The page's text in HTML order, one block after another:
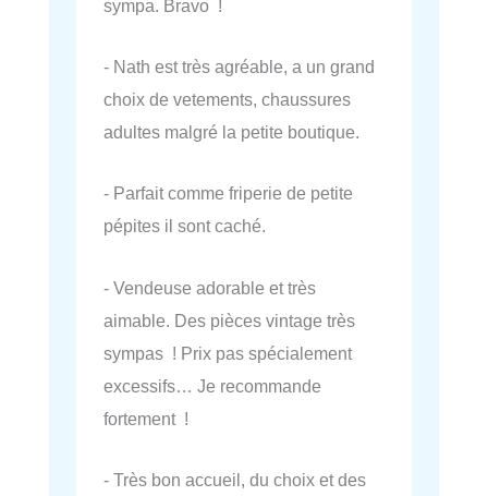
sympa. Bravo !
- Nath est très agréable, a un grand
choix de vetements, chaussures
adultes malgré la petite boutique.
- Parfait comme friperie de petite
pépites il sont caché.
- Vendeuse adorable et très
aimable. Des pièces vintage très
sympas ! Prix pas spécialement
excessifs… Je recommande
fortement !
- Très bon accueil, du choix et des